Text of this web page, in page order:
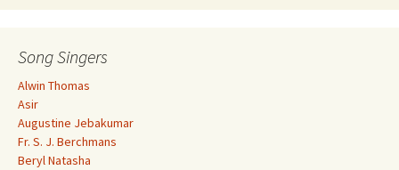
Song Singers
Alwin Thomas
Asir
Augustine Jebakumar
Fr. S. J. Berchmans
Beryl Natasha